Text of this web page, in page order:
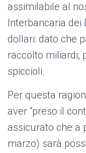
assimilabile al
Interbancaria dei
dollari: dato che
raccolto miliardi,
spiccioli.
Per questa
aver “preso il
assicurato che a
marzo) sarà